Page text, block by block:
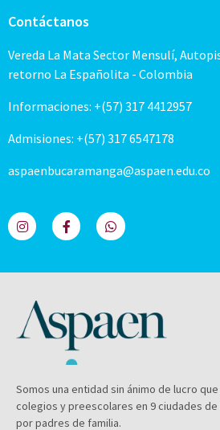
Contáctanos
Vereda La Mata Sector Mensulí,
retorno La Españolita - Colombia
Informaciones: +(57) 317 4412957
Admisiones: +(57) 317 6547178
aspaenbucaramanga@aspaen.edu.co
Somos una entidad sin ánimo de lucro
colegios y preescolares en 9 ciudades
por padres de familia.